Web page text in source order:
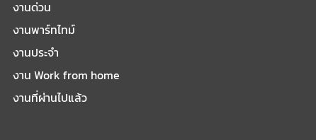
งานด่วน
งานพาร์ทไทม์
งานประจำ
งาน Work from home
งานที่ผ่านไปแล้ว